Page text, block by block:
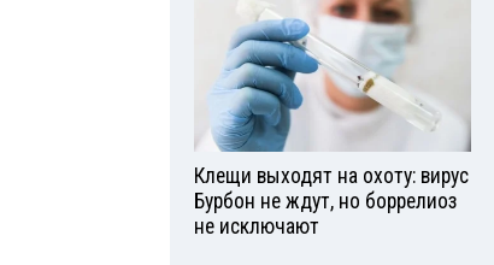
Клещи выходят на охоту: вирус
Бурбон не ждут, но боррелиоз
не исключают